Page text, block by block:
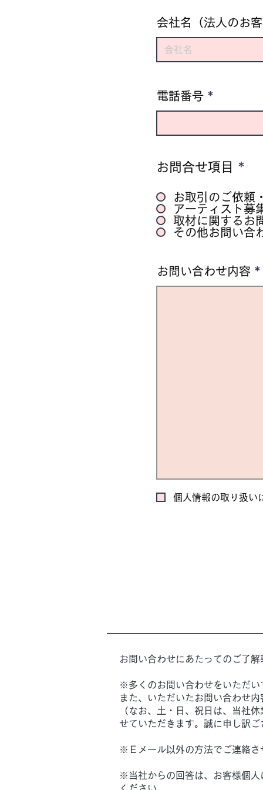
会社名（法人のお
電話番号
お問合せ項目 *
お取引のご依頼
アーティスト募
取材に関するお
その他お問い合
お問い合わせ内容
個人情報の取り扱い
お問い合わせにあたってのご了
※多くのお問い合わせをいただい
また、いただいたお問い合わせ
（なお、土・日、祝日は、当社
せていただきます。誠に申し訳
※Ｅメール以外の方法でご連絡さ
※当社からの回答は、お客様個人